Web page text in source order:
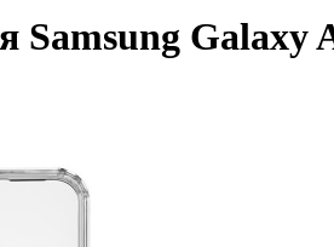
Samsung Galaxy